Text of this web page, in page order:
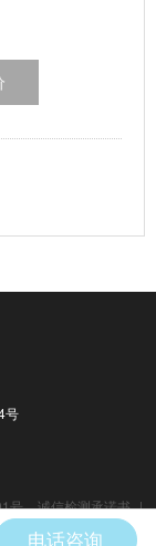
号
号 诚信检测承诺书 |
电话咨询